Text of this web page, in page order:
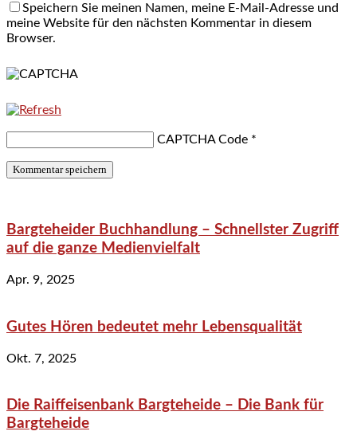
Speichern Sie meinen Namen, meine E-Mail-Adresse und
meine Website für den nächsten Kommentar in diesem
Browser.
CAPTCHA Code *
Bargteheider Buchhandlung – Schnellster Zugriff
auf die ganze Medienvielfalt
Apr. 9, 2025
Gutes Hören bedeutet mehr Lebensqualität
Okt. 7, 2025
Die Raiffeisenbank Bargteheide – Die Bank für
Bargteheide